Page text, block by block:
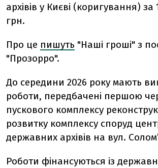
архівів у Києві (коригування) за
грн.
Про це пишуть "Наші гроші" з
"Прозорро".
До середини 2026 року мають
роботи, передбачені першою
пускового комплексу
розвитку комплексу споруд
державних архівів на вул.
Роботи фінансуються із